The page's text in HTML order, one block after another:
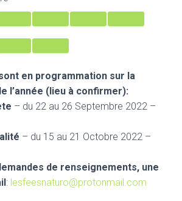
en programmation sur la
l’année (lieu à confirmer):
– du 22 au 26 Septembre 2022 –
– du 15 au 21 Octobre 2022 –
de renseignements, une
: lesfeesnaturo@protonmail.com